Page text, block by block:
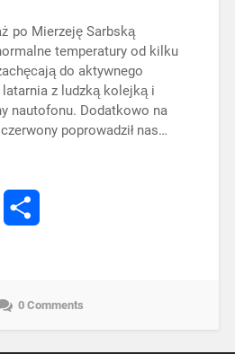
po Mierzeję Sarbską
temperatury od kilku
do aktywnego
z ludzką kolejką i
nautofonu. Dodatkowo na
poprowadził nas…
Email
0 Comments